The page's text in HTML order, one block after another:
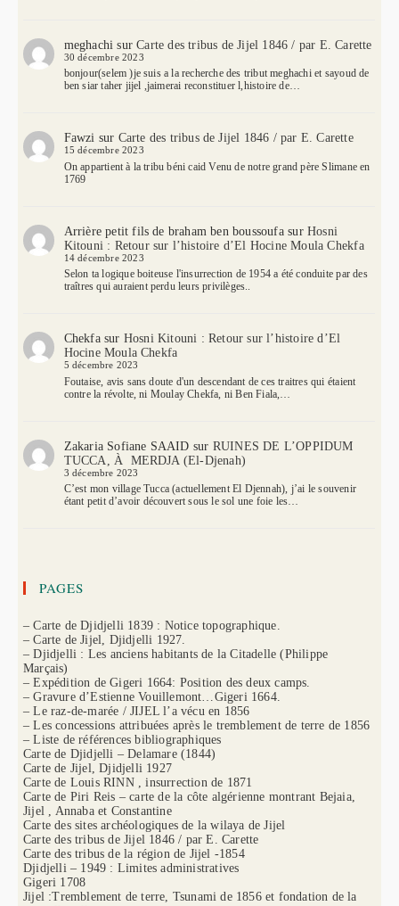
meghachi surCarte des tribus de Jijel 1846 / par E. Carette
30 décembre 2023
bonjour(selem )je suis a la recherche des tribut meghachi et sayoud de
ben siar taher jijel ,jaimerai reconstituer l,histoire de…
Fawzi sur Carte des tribus de Jijel 1846 / par E. Carette
15 décembre 2023
On appartient à la tribu béni caid Venu de notre grand père Slimane en
1769
Arrière petit fils de braham ben boussoufasur Hosni
Kitouni : Retour sur l’histoire d’El Hocine Moula Chekfa
14 décembre 2023
Selon ta logique boiteuse l'insurrection de 1954 a été conduite par des
traîtres qui auraient perdu leurs privilèges..
Chekfasur Hosni Kitouni : Retour sur l’histoire d’El
Hocine Moula Chekfa
5 décembre 2023
Foutaise, avis sans doute d'un descendant de ces traitres qui étaient
contre la révolte, ni Moulay Chekfa, ni Ben Fiala,…
Zakaria Sofiane SAAID sur RUINES DE L’OPPIDUM
TUCCA, À MERDJA (El-Djenah)
3 décembre 2023
C’est mon village Tucca (actuellement El Djennah), j’ai le souvenir
étant petit d’avoir découvert sous le sol une foie les…
PAGES
– Carte de Djidjelli 1839 : Notice topographique.
– Carte de Jijel, Djidjelli 1927.
– Djidjelli : Les anciens habitants de la Citadelle (Philippe
Marçais)
– Expédition de Gigeri 1664: Position des deux camps.
– Gravure d’Estienne Vouillemont…Gigeri 1664.
– Le raz-de-marée / JIJEL l’a vécu en 1856
– Les concessions attribuées après le tremblement de terre de 1856
– Liste de références bibliographiques
Carte de Djidjelli – Delamare (1844)
Carte de Jijel, Djidjelli 1927
Carte de Louis RINN , insurrection de 1871
Carte de Piri Reis – carte de la côte algérienne montrant Bejaia,
Jijel , Annaba et Constantine
Carte des sites archéologiques de la wilaya de Jijel
Carte des tribus de Jijel 1846 / par E. Carette
Carte des tribus de la région de Jijel -1854
Djidjelli – 1949 : Limites administratives
Gigeri 1708
Jijel :Tremblement de terre, Tsunami de 1856 et fondation de la